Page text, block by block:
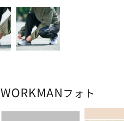
WORKMAN フォト